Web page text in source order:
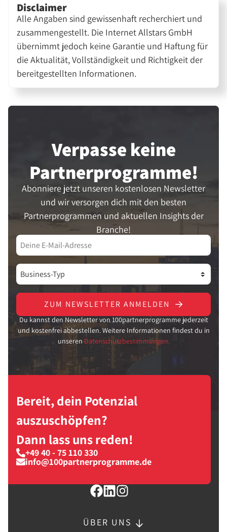
Disclaimer
Alle Angaben sind gewissenhaft recherchiert und
zusammengestellt. Die Internet Allstars GmbH
übernimmt jedoch keine Garantie und Haftung für
die Aktualität, Vollständigkeit und Richtigkeit der
bereitgestellten Informationen.
Verpasse keine
Partner­programme!
Abonniere jetzt unseren kostenlosen Newsletter
und wir versorgen dich mit den besten
Partnerprogrammen und aktuellen Insights der
Branche!
ZUM NEWSLETTER ANMELDEN
Du kannst den Newsletter von 100partnerprogramme jederzeit
und kostenfrei abbestellen. Weitere Informationen findest du in
unseren Datenschutzbestimmungen.
Bereit, dein Potenzial
auszuschöpfen?
Dann lass uns reden!
+49 40 - 75 110 330
info@100partnerprogramme.de
ÜBER UNS